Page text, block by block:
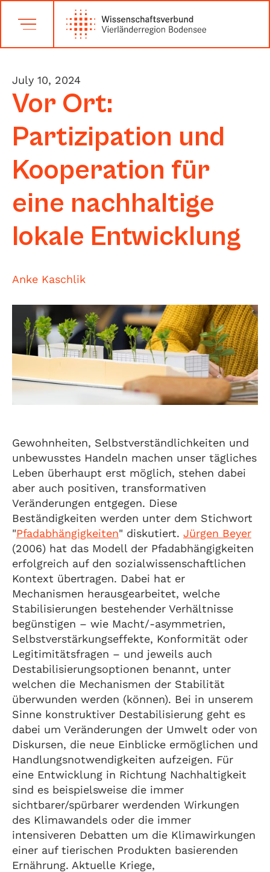
July 10, 2024
Vor Ort:
Partizipation und
Kooperation für
eine nachhaltige
lokale Entwicklung
Anke Kaschlik
Gewohnheiten, Selbstverständlichkeiten und
unbewusstes Handeln machen unser tägliches
Leben überhaupt erst möglich, stehen dabei
aber auch positiven, transformativen
Veränderungen entgegen. Diese
Beständigkeiten werden unter dem Stichwort
"Pfadabhängigkeiten" diskutiert. Jürgen Beyer
(2006) hat das Modell der Pfadabhängigkeiten
erfolgreich auf den sozialwissenschaftlichen
Kontext übertragen. Dabei hat er
Mechanismen herausgearbeitet, welche
Stabilisierungen bestehender Verhältnisse
begünstigen – wie Macht/-asymmetrien,
Selbstverstärkungseffekte, Konformität oder
Legitimitätsfragen – und jeweils auch
Destabilisierungsoptionen benannt, unter
welchen die Mechanismen der Stabilität
überwunden werden (können). Bei in unserem
Sinne konstruktiver Destabilisierung geht es
dabei um Veränderungen der Umwelt oder von
Diskursen, die neue Einblicke ermöglichen und
Handlungsnotwendigkeiten aufzeigen. Für
eine Entwicklung in Richtung Nachhaltigkeit
sind es beispielsweise die immer
sichtbarer/spürbarer werdenden Wirkungen
des Klimawandels oder die immer
intensiveren Debatten um die Klimawirkungen
einer auf tierischen Produkten basierenden
Ernährung. Aktuelle Kriege,